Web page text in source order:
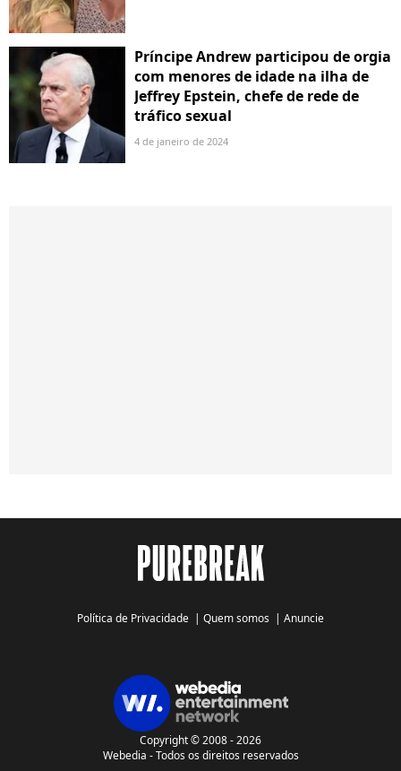
Príncipe Andrew participou de orgia
com menores de idade na ilha de
Jeffrey Epstein, chefe de rede de
tráfico sexual
4 de janeiro de 2024
Política de Privacidade | Quem somos | Anuncie
Copyright © 2008 - 2026
Webedia - Todos os direitos reservados